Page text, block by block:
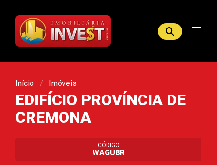
Início Imóveis
EDIFÍCIO PROVÍNCIA DE
CREMONA
CÓDIGO
WAGU8R